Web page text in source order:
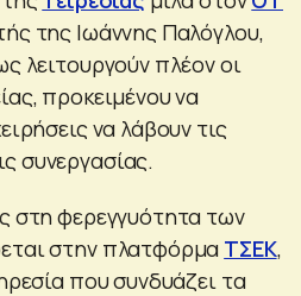
της Ιωάννης Παλόγλου,
λειτουργούν πλέον οι
προκειμένου να
να λάβουν τις
συνεργασίας.
στη φερεγγυότητα των
στην πλατφόρμα ΤΣΕΚ,
που συνδυάζει τα